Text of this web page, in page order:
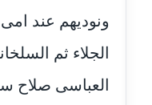
مدونة
عاملة
عاملة
ونوديهم عند
الجلاء ثم
العباسى صلاح